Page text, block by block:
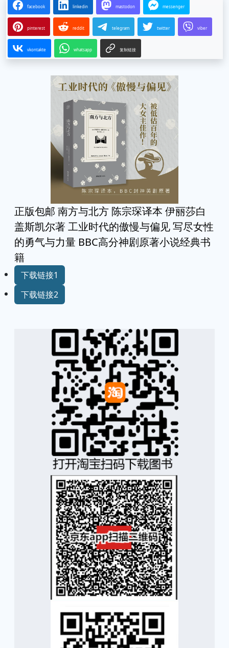
facebook linkedin mastodon messenger
pinterest reddit telegram twitter viber
vkontakte whatsapp 复制链接
正版包邮 南方与北方 陈宗琛译本 伊丽莎白
盖斯凯尔著 工业时代的傲慢与偏见 写尽女性
的勇气与力量 BBC高分神剧原著小说经典书
籍
下载链接1
下载链接2